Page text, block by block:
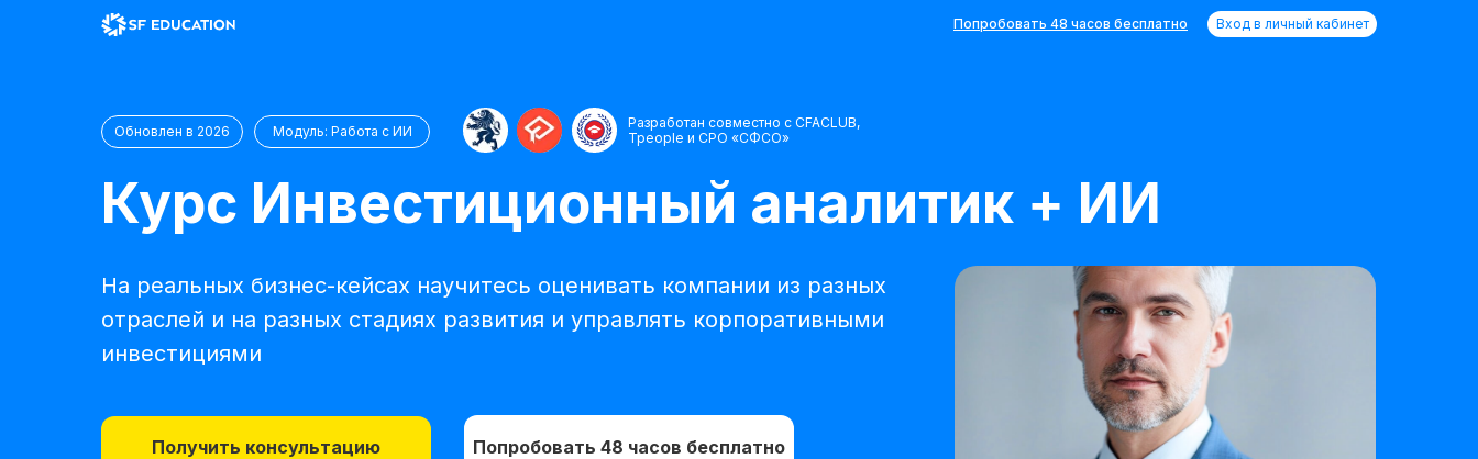
Попробовать 48 часов бесплатно Вход в личный кабинет
Модуль: Работа с ИИ
Обновлен в 2026
Курс Инвестиционный аналитик + ИИ
На реальных бизнес-кейсах научитесь оценивать компании из разных
отраслей и на разных стадиях развития и управлять корпоративными
инвестициями
Попробовать 48 часов бесплатно
Получить консультацию
Разработан совместно с CFACLUB,
Tpeople и СРО «СФСО»